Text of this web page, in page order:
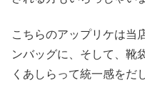
こちらのアップリケは当
ンバッグに、そして、靴
くあしらって統一感をだ